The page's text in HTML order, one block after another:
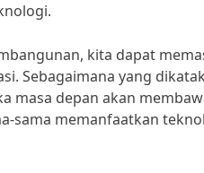
kita dapat
Sebagaimana yang
masa depan akan
sama memanfaatkan